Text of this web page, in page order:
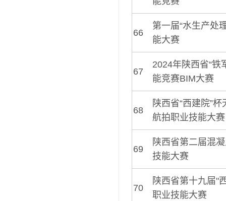
66
第一届“水生产处
能大赛
67
2024年陕西省“铁
能竞赛BIM大赛
68
陕西省“西建院”
航拍职业技能大赛
69
陕西省第二届混
技能大赛
70
陕西省第十九届"
职业技能大赛